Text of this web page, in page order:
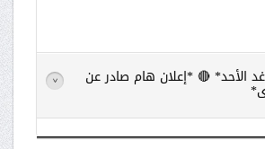
الأحد* 🔴 *إعلان هام صادر عن >
اقرأ